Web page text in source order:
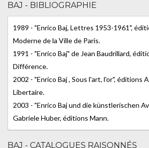
BAJ - BIBLIOGRAPHIE
1989 - "Enrico Baj, Lettres 1953-1961",
Moderne de la Ville de Paris.
1991 - "Enrico Baj" de Jean Baudrillard,
Différence.
2002 - "Enrico Baj , Sous l'art, l'or", éditions
Libertaire.
2003 - "Enrico Baj und die künstlerischen
Gabriele Huber, éditions Mann.
BAJ - CATALOGUES RAISONNÉS